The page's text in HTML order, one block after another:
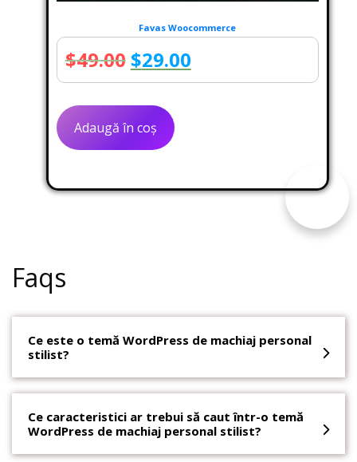
Favas Woocommerce
$49.00 Prețul
inițial
fost:
$29.00Prețul
curent
Adaugă în coș
Faqs
Ce este o temă WordPress de machiaj personal
stilist?
Ce caracteristici ar trebui să caut într-o temă
WordPress de machiaj personal stilist?